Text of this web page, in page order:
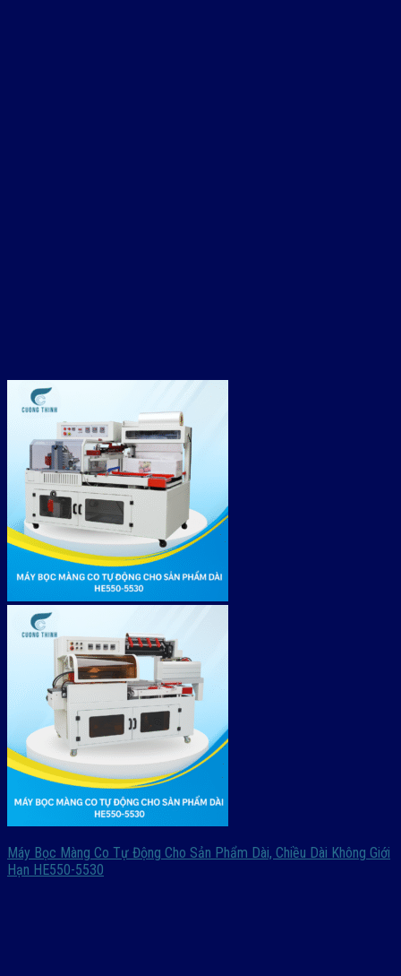
Máy Bọc Màng Co Tự Động Cho Sản Phẩm Dài, Chiều Dài Không Giới
Hạn HE550-5530